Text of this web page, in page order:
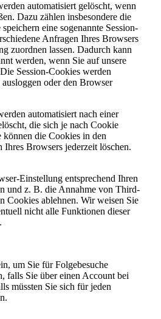
automatisiert gelöscht, wenn
Dazu zählen insbesondere die
eine sogenannte Session-
Anfragen Ihres Browsers
zuordnen lassen. Dadurch kann
werden, wenn Sie auf unsere
Session-Cookies werden
oder den Browser
automatisiert nach einer
die sich je nach Cookie
können die Cookies in den
Ihres Browsers jederzeit löschen.
Einstellung entsprechend Ihren
und z. B. die Annahme von Third-
Cookies ablehnen. Wir weisen Sie
nicht alle Funktionen dieser
können.
um Sie für Folgebesuche
falls Sie über einen Account bei
müssten Sie sich für jeden
einloggen.